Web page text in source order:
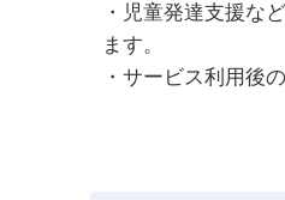
・児童発達支援な
ます。
・サービス利用後